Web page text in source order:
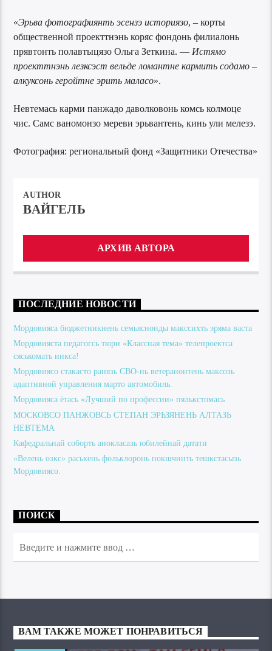
«Эрьва фотографиянть эсензэ историязо, – корты
общественной проекттнэнь коряс фондонь филиалонь
прявтонть полавтыцязо Ольга Зеткина. — Истямо
проекттнэнь лезксэст вельде ломантне кармить содамо –
алкуксонь геройтне эрить маласо».
Невтемась карми панжадо даволковонь комсь колмоце
чис. Самс ваномонзо мереви эрьвантень, кинь ули мелезэ.
Фотография: региональный фонд «Защитники Отечества»
AUTHOR
ВАЙГЕЛЬ
АРХИВ АВТОРА
ПОСЛЕДНИЕ НОВОСТИ
Мордовияса бюджетникнень семьяснонды макссихть эряма васта
Мордовияста педагогсь тюри «Классная тема» телепроектса
сяськомать инкса!
Мордовиясо стакасто ранязь СВО-нь ветеранонтень максозь
адаптивной управления марто автомобиль.
Мордовияса ётась «Лучший по профессии» пялькстомась
МОСКОВСО ПАНЖОВСЬ СТЕПАН ЭРЬЗЯНЕНЬ АЛТАЗЬ
НЕВТЕМА
Кафедральнай соборть анокласазь юбилейнай датати
«Велень озкс» раськень фольклоронь покшчинть тешкстасызь
Мордовиясо.
ПОИСК
ВАМ ТАКЖЕ МОЖЕТ ПОНРАВИТЬСЯ